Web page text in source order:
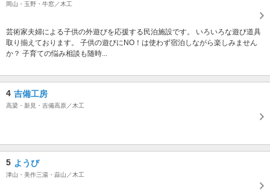
岡山・玉野・牛窓／木工
芸術家夫婦による子供の外遊びを応援する民泊施設です。 いろいろな遊び道具
取り揃えております。 子供の遊びにNO！は使わず宿泊しながら楽しみません
か？ 子育ての悩み相談も随時...
4 吉備工房
高梁・新見・吉備高原／木工
5 ようび
津山・美作三湯・蒜山／木工